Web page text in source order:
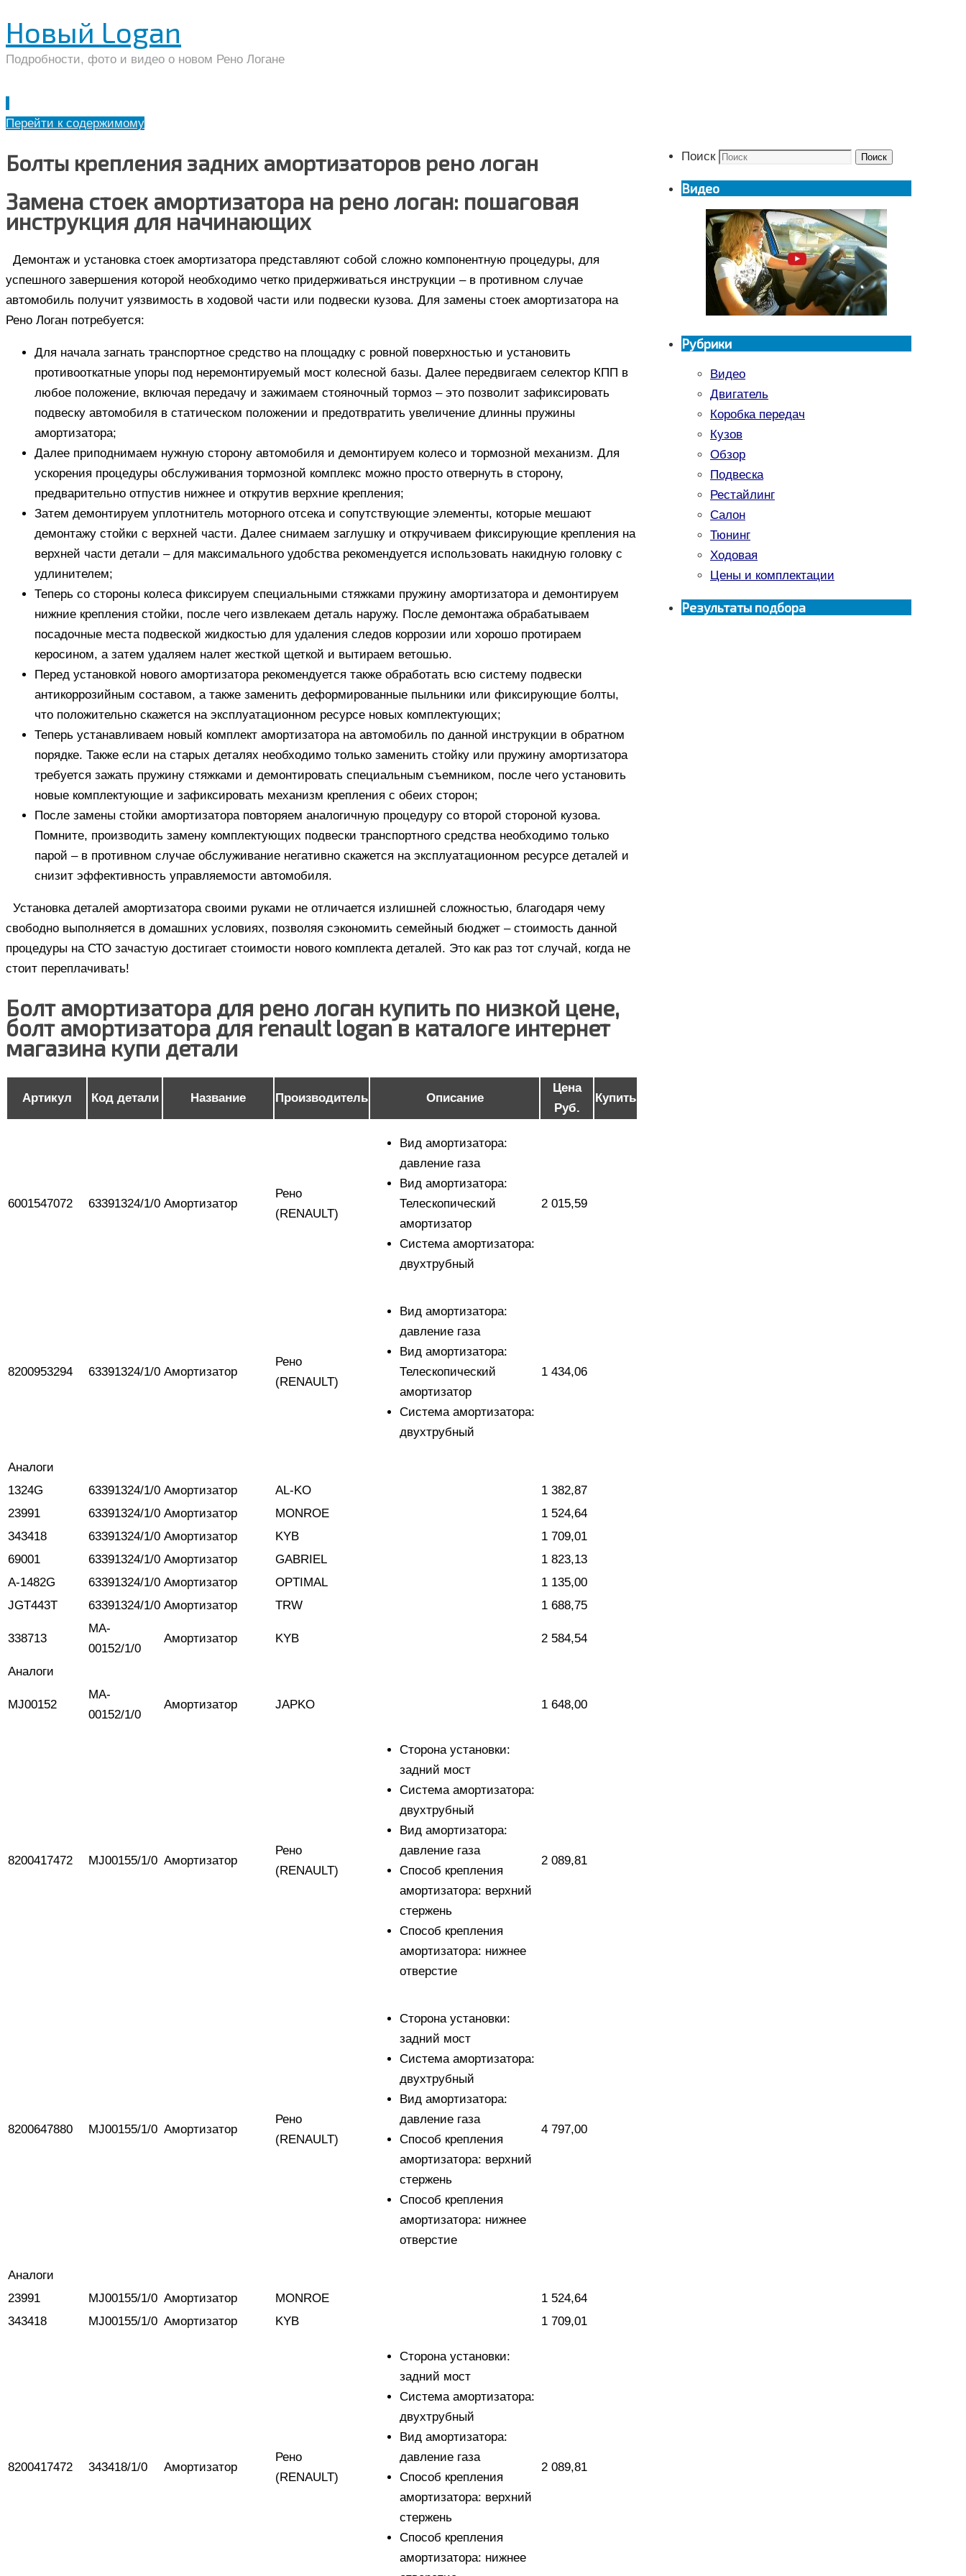
Новый Logan
Подробности, фото и видео о новом Рено Логане
Перейти к содержимому
Болты крепления задних амортизаторов рено логан
Замена стоек амортизатора на рено логан: пошаговая
инструкция для начинающих
Демонтаж и установка стоек амортизатора представляют собой сложно компонентную процедуры, для
успешного завершения которой необходимо четко придерживаться инструкции – в противном случае
автомобиль получит уязвимость в ходовой части или подвески кузова. Для замены стоек амортизатора на
Рено Логан потребуется:
Для начала загнать транспортное средство на площадку с ровной поверхностью и установить
противооткатные упоры под неремонтируемый мост колесной базы. Далее передвигаем селектор КПП в
любое положение, включая передачу и зажимаем стояночный тормоз – это позволит зафиксировать
подвеску автомобиля в статическом положении и предотвратить увеличение длинны пружины
амортизатора;
Далее приподнимаем нужную сторону автомобиля и демонтируем колесо и тормозной механизм. Для
ускорения процедуры обслуживания тормозной комплекс можно просто отвернуть в сторону,
предварительно отпустив нижнее и открутив верхние крепления;
Затем демонтируем уплотнитель моторного отсека и сопутствующие элементы, которые мешают
демонтажу стойки с верхней части. Далее снимаем заглушку и откручиваем фиксирующие крепления на
верхней части детали – для максимального удобства рекомендуется использовать накидную головку с
удлинителем;
Теперь со стороны колеса фиксируем специальными стяжками пружину амортизатора и демонтируем
нижние крепления стойки, после чего извлекаем деталь наружу. После демонтажа обрабатываем
посадочные места подвеской жидкостью для удаления следов коррозии или хорошо протираем
керосином, а затем удаляем налет жесткой щеткой и вытираем ветошью.
Перед установкой нового амортизатора рекомендуется также обработать всю систему подвески
антикоррозийным составом, а также заменить деформированные пыльники или фиксирующие болты,
что положительно скажется на эксплуатационном ресурсе новых комплектующих;
Теперь устанавливаем новый комплект амортизатора на автомобиль по данной инструкции в обратном
порядке. Также если на старых деталях необходимо только заменить стойку или пружину амортизатора
требуется зажать пружину стяжками и демонтировать специальным съемником, после чего установить
новые комплектующие и зафиксировать механизм крепления с обеих сторон;
После замены стойки амортизатора повторяем аналогичную процедуру со второй стороной кузова.
Помните, производить замену комплектующих подвески транспортного средства необходимо только
парой – в противном случае обслуживание негативно скажется на эксплуатационном ресурсе деталей и
снизит эффективность управляемости автомобиля.
Установка деталей амортизатора своими руками не отличается излишней сложностью, благодаря чему
свободно выполняется в домашних условиях, позволяя сэкономить семейный бюджет – стоимость данной
процедуры на СТО зачастую достигает стоимости нового комплекта деталей. Это как раз тот случай, когда не
стоит переплачивать!
Болт амортизатора для рено логан купить по низкой цене,
болт амортизатора для renault logan в каталоге интернет
магазина купи детали
Артикул Код детали Название Производитель Описание
Цена
Руб.
Купить
6001547072 63391324/1/0 Амортизатор
Рено
(RENAULT)
Вид амортизатора:
давление газа
Вид амортизатора:
Телескопический
амортизатор
Система амортизатора:
двухтрубный
2 015,59
8200953294 63391324/1/0 Амортизатор
Рено
(RENAULT)
Вид амортизатора:
давление газа
Вид амортизатора:
Телескопический
амортизатор
Система амортизатора:
двухтрубный
1 434,06
Аналоги
1324G
63391324/1/0 Амортизатор AL-KO
1 382,87
23991
63391324/1/0 Амортизатор MONROE
1 524,64
343418
63391324/1/0 Амортизатор KYB
1 709,01
69001
63391324/1/0 Амортизатор GABRIEL
1 823,13
A-1482G
63391324/1/0 Амортизатор OPTIMAL
1 135,00
JGT443T
63391324/1/0 Амортизатор TRW 1 688,75
338713
MA-
00152/1/0
Амортизатор KYB 2 584,54
Аналоги
MJ00152
MA-
00152/1/0
Амортизатор JAPKO 1 648,00
8200417472 MJ00155/1/0 Амортизатор
Рено
(RENAULT)
Сторона установки:
задний мост
Система амортизатора:
двухтрубный
Вид амортизатора:
давление газа
Способ крепления
амортизатора: верхний
стержень
Способ крепления
амортизатора: нижнее
отверстие
2 089,81
8200647880 MJ00155/1/0 Амортизатор
Рено
(RENAULT)
Сторона установки:
задний мост
Система амортизатора:
двухтрубный
Вид амортизатора:
давление газа
Способ крепления
амортизатора: верхний
стержень
Способ крепления
амортизатора: нижнее
отверстие
4 797,00
Аналоги
23991
MJ00155/1/0 Амортизатор MONROE
1 524,64
343418
MJ00155/1/0 Амортизатор KYB 1 709,01
8200417472 343418/1/0 Амортизатор
Рено
(RENAULT)
Сторона установки:
задний мост
Система амортизатора:
двухтрубный
Вид амортизатора:
давление газа
Способ крепления
амортизатора: верхний
стержень
Способ крепления
амортизатора: нижнее
2 089,81
Поиск Поиск
Видео
Рубрики
Видео
Двигатель
Коробка передач
Кузов
Обзор
Подвеска
Рестайлинг
Салон
Тюнинг
Ходовая
Цены и комплектации
Результаты подбора